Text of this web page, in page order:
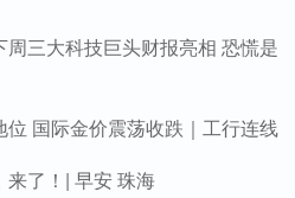
三大科技巨头财报亮相 恐慌是
国际金价震荡收跌｜工行连线
了！| 早安 珠海